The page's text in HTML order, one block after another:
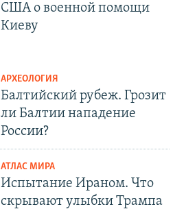
США о военной помощи
Киеву
АРХЕОЛОГИЯ
Балтийский рубеж. Грозит
ли Балтии нападение
России?
АТЛАС МИРА
Испытание Ираном. Что
скрывают улыбки Трампа